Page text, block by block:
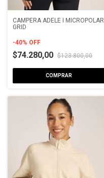
CAMPERA ADELE I MICROPOLAR
GRID
-40% OFF
$74.280,00 $123.800,00
COMPRAR